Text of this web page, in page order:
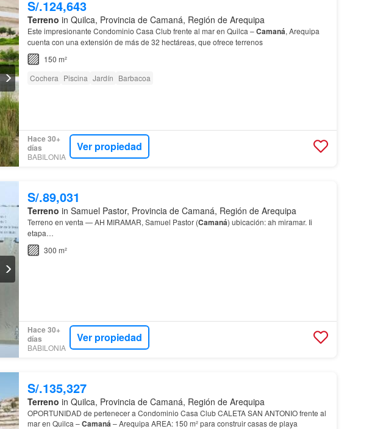
S/.124,643
Terreno in Quilca, Provincia de Camaná, Región de Arequipa
Este impresionante Condominio Casa Club frente al mar en Quilca –Camaná, Arequipa
cuenta con una extensión de más de 32 hectáreas, que ofrece terrenos
150 m²
Cochera Piscina Jardín Barbacoa
Hace 30+
días
BABILONIA
Ver propiedad
S/.89,031
Terreno in Samuel Pastor, Provincia de Camaná, Región de Arequipa
Terreno en venta — AH MIRAMAR, Samuel Pastor (Camaná) ubicación: ah miramar. Ii
etapa…
300 m²
Hace 30+
días
BABILONIA
Ver propiedad
S/.135,327
Terreno in Quilca, Provincia de Camaná, Región de Arequipa
OPORTUNIDAD de pertenecer a Condominio Casa Club CALETA SAN ANTONIO frente al
mar en Quilca –Camaná – Arequipa AREA: 150 m² para construir casas de playa